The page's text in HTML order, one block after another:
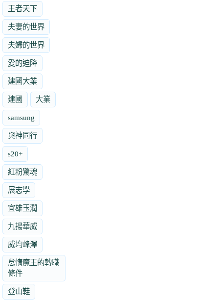
王者天下
夫妻的世界
夫婦的世界
愛的迫降
建國大業
建國 大業
samsung
與神同行
s20+
紅粉驚魂
展志學
宜雄玉潤
九揚華威
威均峰澤
怠惰魔王的轉職
條件
登山鞋